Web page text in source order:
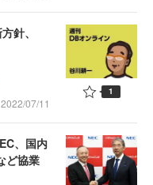
針、
2022/07/11
1
、国内
ど協業